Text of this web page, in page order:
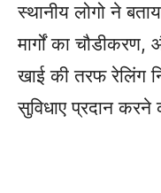
स्थानीय लोगो ने
मार्गों का
खाई की तरफ रेलिंग
सुविधाए प्रदान